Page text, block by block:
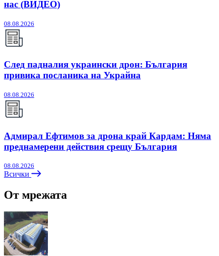
нас (ВИДЕО)
08.08.2026
След падналия украински дрон: България
привика посланика на Украйна
08.08.2026
Адмирал Ефтимов за дрона край Кардам: Няма
преднамерени действия срещу България
08.08.2026
Всички
От мрежата